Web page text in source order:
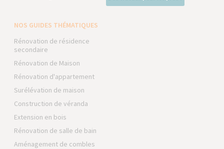
NOS GUIDES THÉMATIQUES
Rénovation de résidence
secondaire
Rénovation de Maison
Rénovation d'appartement
Surélévation de maison
Construction de véranda
Extension en bois
Rénovation de salle de bain
Aménagement de combles